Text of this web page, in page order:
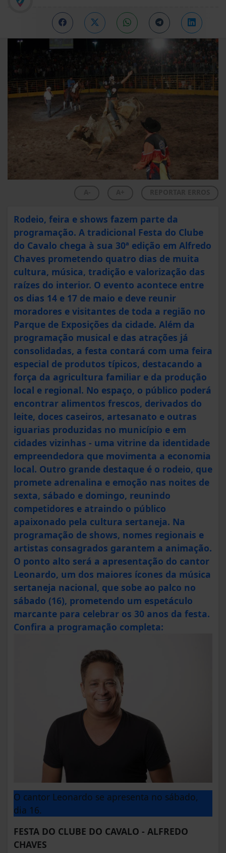
Rodeio, feira e shows fazem parte da
programação. A tradicional Festa do Clube
do Cavalo chega à sua 30ª edição em Alfredo
Chaves prometendo quatro dias de muita
cultura, música, tradição e valorização das
raízes do interior. O evento acontece entre
os dias 14 e 17 de maio e deve reunir
moradores e visitantes de toda a região no
Parque de Exposições da cidade. Além da
programação musical e das atrações já
consolidadas, a festa contará com uma feira
especial de produtos típicos, destacando a
força da agricultura familiar e da produção
local e regional. No espaço, o público poderá
encontrar alimentos frescos, derivados do
leite, doces caseiros, artesanato e outras
iguarias produzidas no município e em
cidades vizinhas - uma vitrine da identidade
empreendedora que movimenta a economia
local. Outro grande destaque é o rodeio, que
promete adrenalina e emoção nas noites de
sexta, sábado e domingo, reunindo
competidores e atraindo o público
apaixonado pela cultura sertaneja. Na
programação de shows, nomes regionais e
artistas consagrados garantem a animação.
O ponto alto será a apresentação do cantor
Leonardo, um dos maiores ícones da música
sertaneja nacional, que sobe ao palco no
sábado (16), prometendo um espetáculo
marcante para celebrar os 30 anos da festa.
Confira a programação completa:
O cantor Leonardo se apresenta no sábado,
dia 16.
FESTA DO CLUBE DO CAVALO - ALFREDO
CHAVES